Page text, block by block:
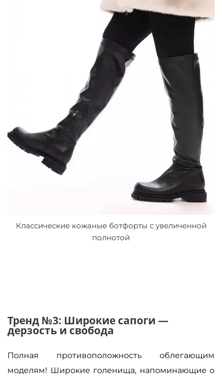
Классические кожаные ботфорты с увеличенной
полнотой
Тренд №3: Широкие сапоги —
дерзость и свобода
Полная противоположность облегающим
моделям! Широкие голенища, напоминающие о